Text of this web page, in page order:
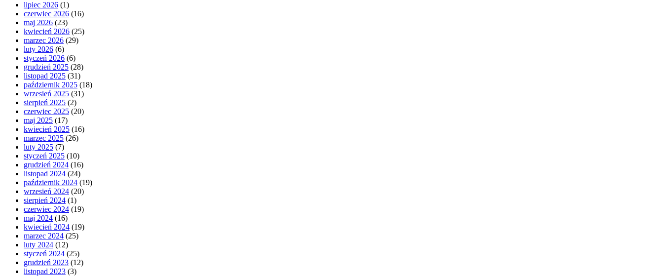
lipiec 2026 (1)
czerwiec 2026 (16)
maj 2026 (23)
kwiecień 2026 (25)
marzec 2026 (29)
luty 2026 (6)
styczeń 2026 (6)
grudzień 2025 (28)
listopad 2025 (31)
październik 2025 (18)
wrzesień 2025 (31)
sierpień 2025 (2)
czerwiec 2025 (20)
maj 2025 (17)
kwiecień 2025 (16)
marzec 2025 (26)
luty 2025 (7)
styczeń 2025 (10)
grudzień 2024 (16)
listopad 2024 (24)
październik 2024 (19)
wrzesień 2024 (20)
sierpień 2024 (1)
czerwiec 2024 (19)
maj 2024 (16)
kwiecień 2024 (19)
marzec 2024 (25)
luty 2024 (12)
styczeń 2024 (25)
grudzień 2023 (12)
listopad 2023 (3)